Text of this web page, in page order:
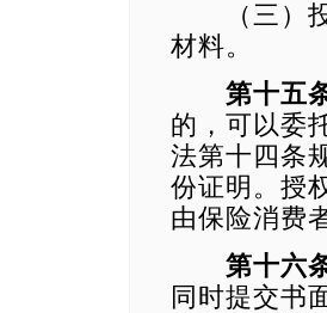
（三）投
材料。
第十五
的，可以委
法第十四条
份证明。授
由保险消费
第十六
同时提交书